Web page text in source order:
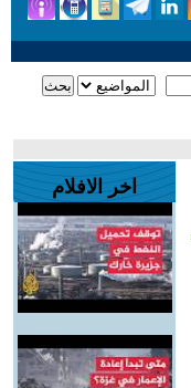
اخر الافلام